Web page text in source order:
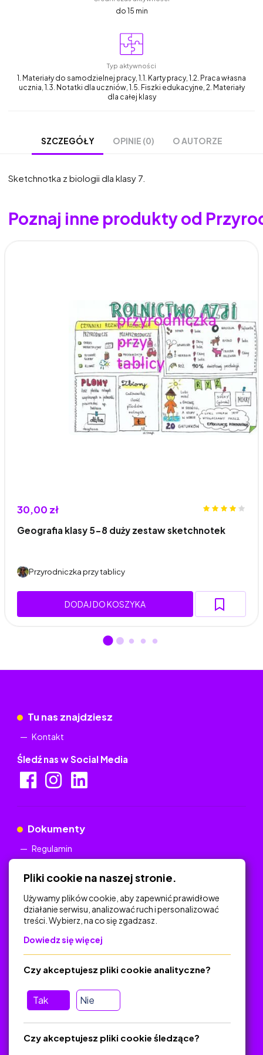
do 15 min
Typ aktywności
1. Materiały do samodzielnej pracy, 1.1. Karty pracy, 1.2. Praca własna
ucznia, 1.3. Notatki dla uczniów, 1.5. Fiszki edukacyjne, 2. Materiały
dla całej klasy
SZCZEGÓŁY OPINIE (0) O AUTORZE
Sketchnotka z biologii dla klasy 7.
Poznaj inne produkty od
30,00 zł
Geografia klasy 5-8 duży zestaw sketchnotek
Przyrodniczka przy tablicy
DODAJ DO KOSZYKA
Tu nas znajdziesz
Kontakt
Śledź nas w Social Media
Dokumenty
Regulamin
Na skróty
Polityka Prywatności
O platformie
Baza materiałów dydaktycznych
Jak zostać autorem
Pliki cookie na naszej stronie.
Używamy plików cookie, aby zapewnić prawidłowe
działanie serwisu, analizować ruch i personalizować
treści. Wybierz, na co się zgadzasz.
Dowiedz się więcej
Tak Nie
Czy akceptujesz pliki cookie analityczne?
Czy akceptujesz pliki cookie śledzące?